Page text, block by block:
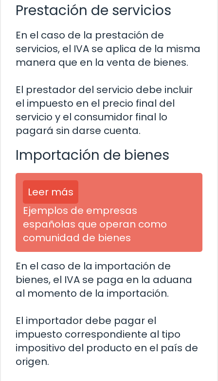
Prestación de servicios
En el caso de la prestación de
servicios, el IVA se aplica de la misma
manera que en la venta de bienes.
El prestador del servicio debe incluir
el impuesto en el precio final del
servicio y el consumidor final lo
pagará sin darse cuenta.
Importación de bienes
Leer más
Ejemplos de empresas
españolas que operan como
comunidad de bienes
En el caso de la importación de
bienes, el IVA se paga en la aduana
al momento de la importación.
El importador debe pagar el
impuesto correspondiente al tipo
impositivo del producto en el país de
origen.